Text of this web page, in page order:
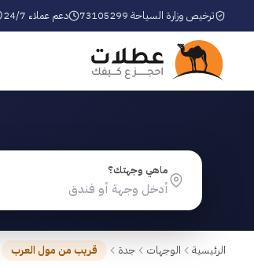
ترخيص وزارة السياحة 73105299 دعم عملاء 24/7
ماهي وجهتك؟
الرئيسية الوجهات جدة قريب من مول العرب